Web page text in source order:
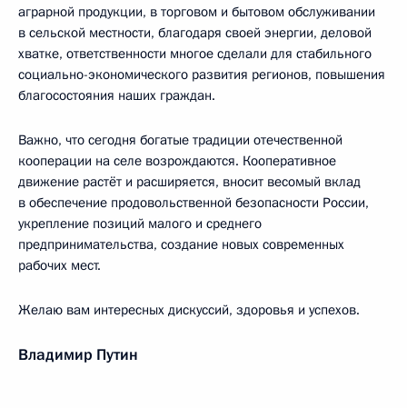
аграрной продукции, в торговом и бытовом обслуживании
в сельской местности, благодаря своей энергии, деловой
хватке, ответственности многое сделали для стабильного
социально-экономического развития регионов, повышения
благосостояния наших граждан.
Важно, что сегодня богатые традиции отечественной
кооперации на селе возрождаются. Кооперативное
движение растёт и расширяется, вносит весомый вклад
в обеспечение продовольственной безопасности России,
укрепление позиций малого и среднего
предпринимательства, создание новых современных
рабочих мест.
Желаю вам интересных дискуссий, здоровья и успехов.
Владимир Путин